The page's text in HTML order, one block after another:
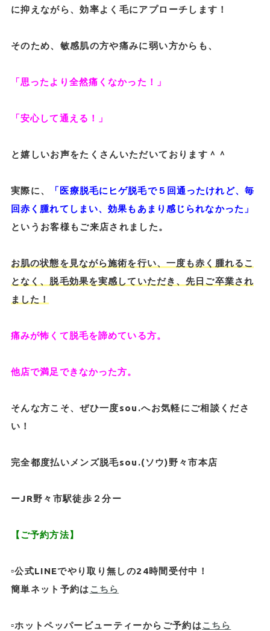
に抑えながら、効率よく毛にアプローチします！
そのため、敏感肌の方や痛みに弱い方からも、
「思ったより全然痛くなかった！」
「安心して通える！」
と嬉しいお声をたくさんいただいております＾＾
実際に、
「医療脱毛にヒゲ脱毛で５回通ったけれど、毎
回赤く腫れてしまい、効果もあまり感じられなかった」
というお客様もご来店されました。
お肌の状態を見ながら施術を行い、一度も赤く腫れるこ
となく、脱毛効果を実感していただき、先日ご卒業され
ました！
痛みが怖くて脱毛を諦めている方。
他店で満足できなかった方。
そんな方こそ、ぜひ一度sou.へお気軽にご相談くださ
い！
完全都度払いメンズ脱毛sou.(ソウ)野々市本店
ーJR野々市駅徒歩２分ー
【ご予約方法】
▫️公式LINEでやり取り無しの24時間受付中！
簡単ネット予約はこちら
▫️ホットペッパービューティーからご予約はこちら